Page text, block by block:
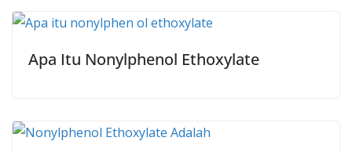
Apa Itu Nonylphenol Ethoxylate